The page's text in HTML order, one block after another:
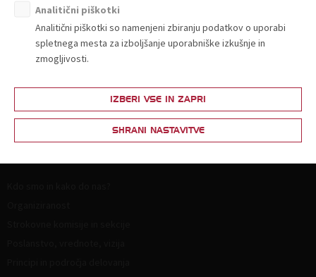
prijavljenih in posredovanja morebitnih gradiv.
Analitični piškotki
Analitični piškotki so namenjeni zbiranju podatkov o uporabi
spletnega mesta za izboljšanje uporabniške izkušnje in
zmogljivosti.
IZBERI VSE IN ZAPRI
SHRANI NASTAVITVE